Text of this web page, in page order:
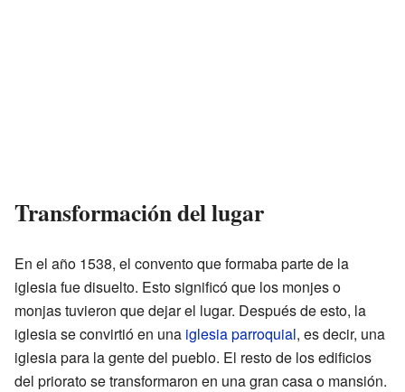
Transformación del lugar
En el año 1538, el convento que formaba parte de la
iglesia fue disuelto. Esto significó que los monjes o
monjas tuvieron que dejar el lugar. Después de esto, la
iglesia se convirtió en una iglesia parroquial, es decir, una
iglesia para la gente del pueblo. El resto de los edificios
del priorato se transformaron en una gran casa o mansión.